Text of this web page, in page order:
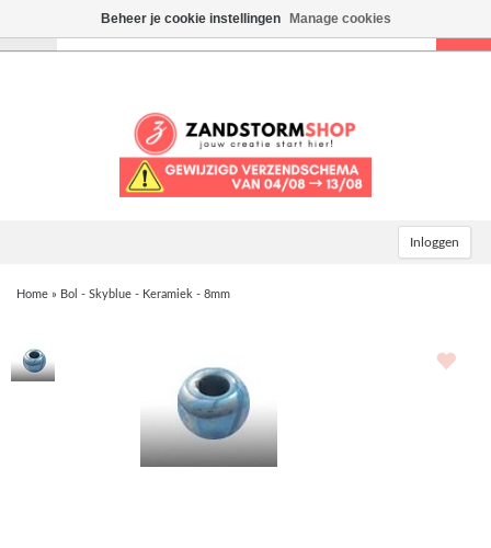
Inloggen
Home » Bol - Skyblue - Keramiek - 8mm
Beheer je cookie instellingen Manage cookies